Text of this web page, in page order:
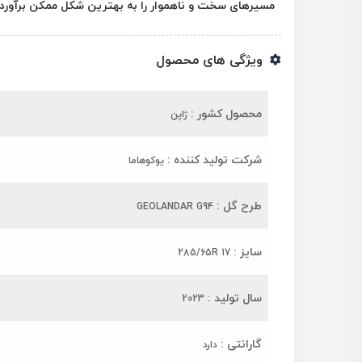
مسیرهای سخت و ناهموار را به بهترین شکل ممکن
ویژگی های محصول
محصول کشور : ژاپن
شرکت تولید کننده : یوکوهاما
طرح گل : GEOLANDAR G94
سایز : 285/65R 17
سال تولید : 2023
گارانتی : دارد